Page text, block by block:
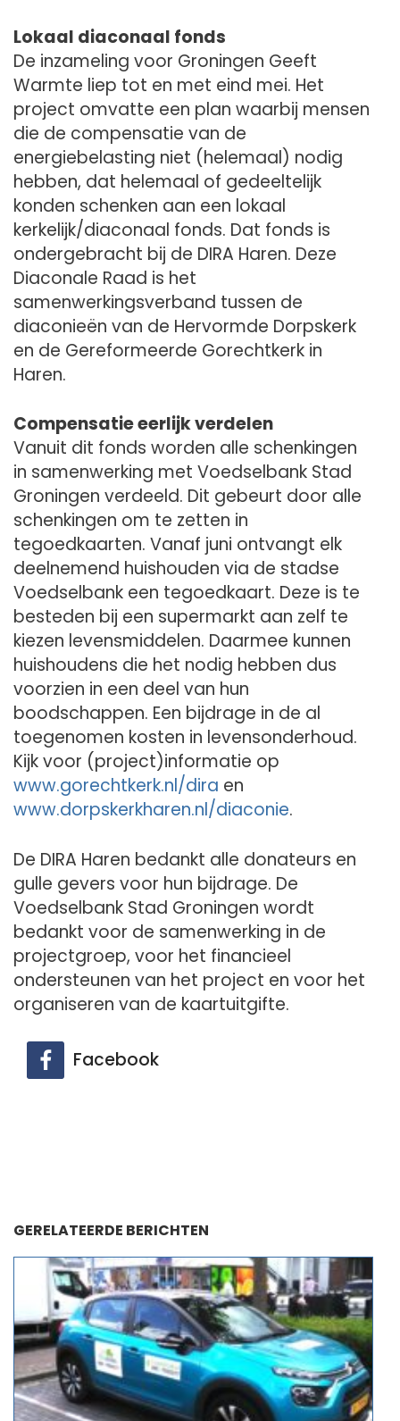
Lokaal diaconaal fonds
De inzameling voor Groningen Geeft
Warmte liep tot en met eind mei. Het
project omvatte een plan waarbij mensen
die de compensatie van de
energiebelasting niet (helemaal) nodig
hebben, dat helemaal of gedeeltelijk
konden schenken aan een lokaal
kerkelijk/diaconaal fonds. Dat fonds is
ondergebracht bij de DIRA Haren. Deze
Diaconale Raad is het
samenwerkingsverband tussen de
diaconieën van de Hervormde Dorpskerk
en de Gereformeerde Gorechtkerk in
Haren.
Compensatie eerlijk verdelen
Vanuit dit fonds worden alle schenkingen
in samenwerking met Voedselbank Stad
Groningen verdeeld. Dit gebeurt door alle
schenkingen om te zetten in
tegoedkaarten. Vanaf juni ontvangt elk
deelnemend huishouden via de stadse
Voedselbank een tegoedkaart. Deze is te
besteden bij een supermarkt aan zelf te
kiezen levensmiddelen. Daarmee kunnen
huishoudens die het nodig hebben dus
voorzien in een deel van hun
boodschappen. Een bijdrage in de al
toegenomen kosten in levensonderhoud.
Kijk voor (project)informatie op
www.gorechtkerk.nl/dira en
www.dorpskerkharen.nl/diaconie.
De DIRA Haren bedankt alle donateurs en
gulle gevers voor hun bijdrage. De
Voedselbank Stad Groningen wordt
bedankt voor de samenwerking in de
projectgroep, voor het financieel
ondersteunen van het project en voor het
organiseren van de kaartuitgifte.
Facebook
GERELATEERDE BERICHTEN